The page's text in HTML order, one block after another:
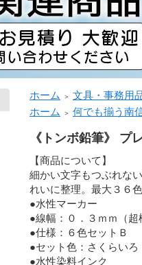
ホーム ＞ 文具・事務用
ホーム
＞ 何でも揃う南
《トンボ鉛筆》 プ
【商品について】
細かい文字もつぶれな
れいに整理。最大３６
●水性マーカー
●線幅：０．３ｍｍ（超
●仕様：６色セットＢ
●セット色：さくらい
●水性染料インク